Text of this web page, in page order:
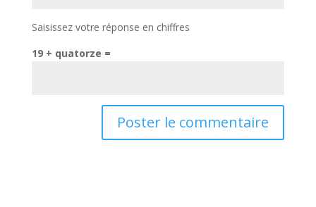
Saisissez votre réponse en chiffres
19 + quatorze =